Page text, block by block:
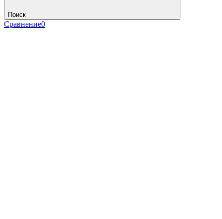
Поиск
Сравнение0